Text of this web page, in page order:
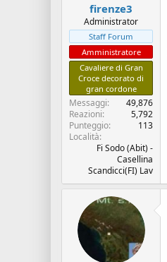
firenze3
Administrator
Staff Forum
Amministratore
Cavaliere di Gran
Croce decorato di
gran cordone
Messaggi
49,876
Reazioni
5,792
Punteggio
113
Località
Fi Sodo (Abit) -
Casellina
Scandicci(FI) Lav